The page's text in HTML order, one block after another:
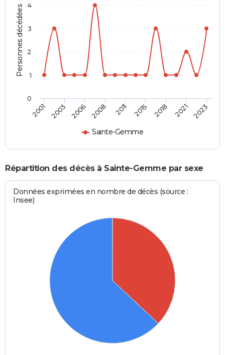
Personnes décédées
Sainte-Gemme
2001 2003 2006 2008 2011 2015 2018 2021 2023
0
1
2
3
4
Répartition des décès à Sainte-Gemme par sexe
Données exprimées en nombre de décès (source :
Insee)